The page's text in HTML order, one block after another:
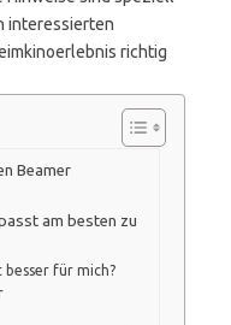
interessierten
richtig
Beamer
am besten zu
besser für mich?